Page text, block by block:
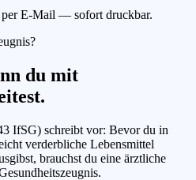
E-Mail — sofort druckbar.
du mit
IfSG) schreibt vor: Bevor du in
verderbliche Lebensmittel
brauchst du eine ärztliche